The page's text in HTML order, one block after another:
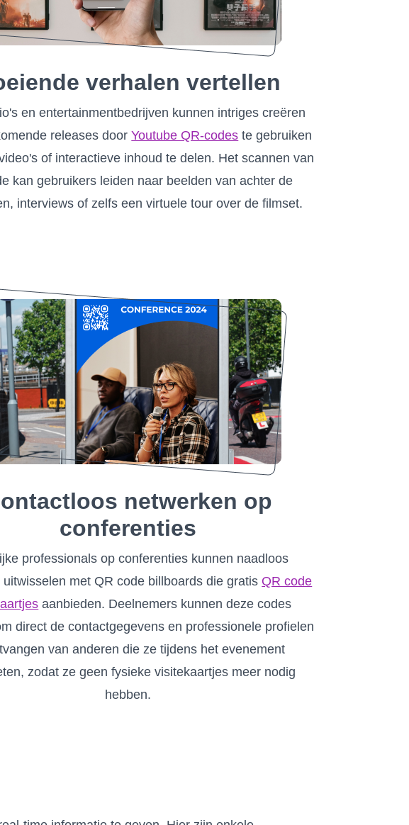
verhalen vertellen
en entertainmentbedrijven kunnen intriges creëren
releases doorYoutube QR-codes te gebruiken
of interactieve inhoud te delen. Het scannen van
kan gebruikers leiden naar beelden van achter de
interviews of zelfs een virtuele tour over de filmset.
netwerken op
conferenties
professionals op conferenties kunnen naadloos
uitwisselen met QR code billboards die gratis QR code
aanbieden. Deelnemers kunnen deze codes
direct de contactgegevens en professionele profielen
van anderen die ze tijdens het evenement
zodat ze geen fysieke visitekaartjes meer nodig
hebben.